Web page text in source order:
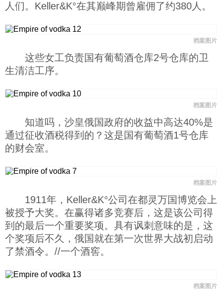
人们。Keller&K°在其巅峰期曾雇佣了约380人。
档案图片
这些女工负责国有葡萄酒仓库2号仓库的卫
生清洁工序。
档案图片
知道吗，沙皇俄国政府的收益中高达40%是
通过征收酒税得到的？这是国有葡萄酒1号仓库
的财会室。
档案图片
1911年，Keller&K°公司在都灵万国博览会上
被授予大奖。在赢得诸多竞赛后，这是该公司得
到的最后一个重要奖项。具有讽刺意味的是，这
个奖项后不久，俄国就在第一次世界大战初启动
了禁酒令。//一个酒窖。
档案图片